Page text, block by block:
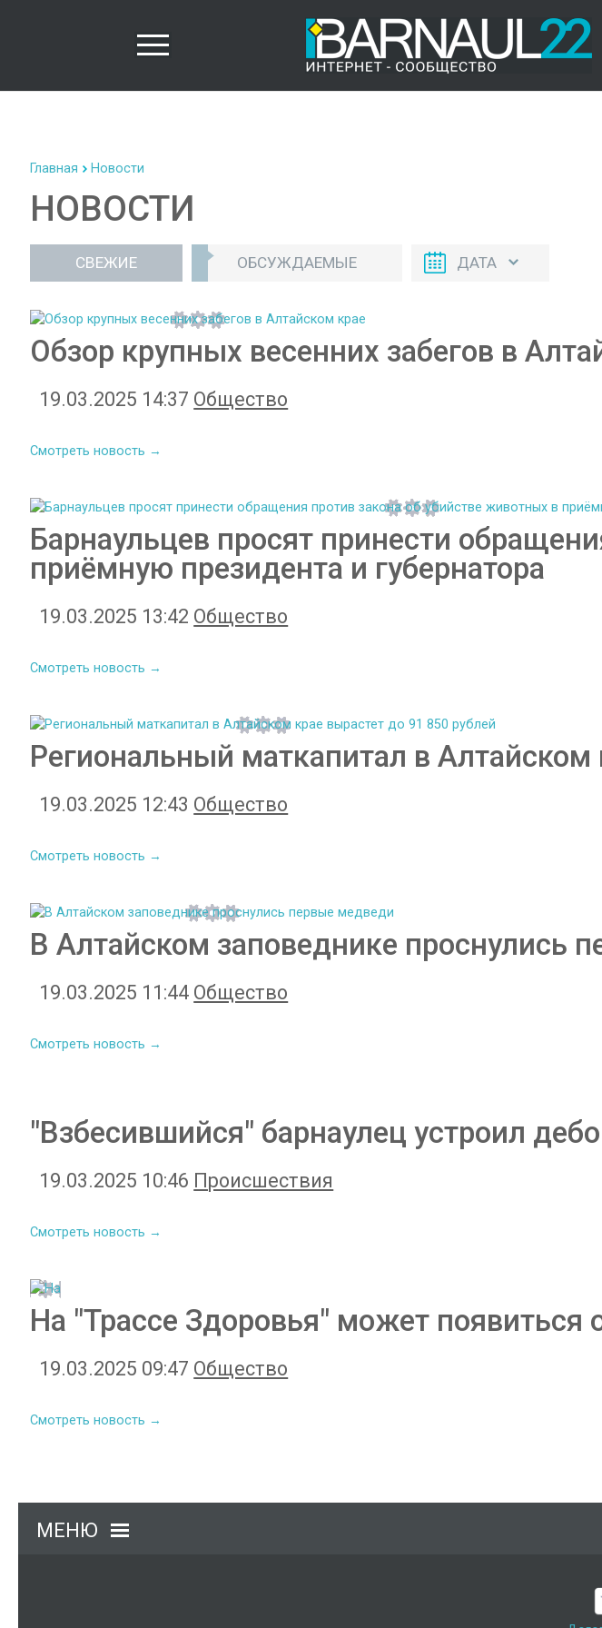
Главная Новости
НОВОСТИ
СВЕЖИЕ ОБСУЖДАЕМЫЕ ДАТА
Обзор крупных весенних забегов в
19.03.2025 14:37 Общество
Смотреть новость →
Барнаульцев просят принести
приёмную президента и губернатора
19.03.2025 13:42 Общество
Смотреть новость →
Региональный маткапитал в Алтайском
19.03.2025 12:43 Общество
Смотреть новость →
В Алтайском заповеднике проснулись
19.03.2025 11:44 Общество
Смотреть новость →
"Взбесившийся" барнаулец устроил
19.03.2025 10:46 Происшествия
Смотреть новость →
На "Трассе Здоровья" может появиться
19.03.2025 09:47 Общество
Смотреть новость →
МЕНЮ